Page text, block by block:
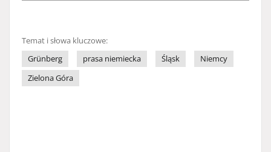
Temat i słowa kluczowe:
Grünberg
prasa niemiecka Śląsk
Niemcy
Zielona Góra